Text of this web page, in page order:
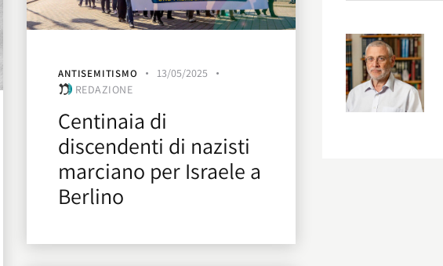
ANTISEMITISMO
13/05/2025
REDAZIONE
Centinaia di
discendenti di nazisti
marciano per Israele a
Berlino